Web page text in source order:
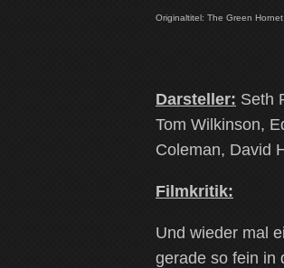
Originaltitel: The Green
Darsteller: Seth
Tom Wilkinson,
Coleman, David
Filmkritik:
Und wieder mal
gerade so fein in